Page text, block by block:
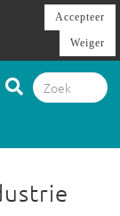
Accepteer
Weiger